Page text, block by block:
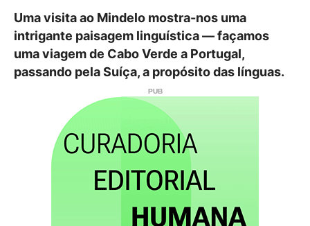
Uma visita ao Mindelo mostra-nos uma
intrigante paisagem linguística — façamos
uma viagem de Cabo Verde a Portugal,
passando pela Suíça, a propósito das línguas.